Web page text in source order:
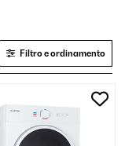
Filtro e ordinamento